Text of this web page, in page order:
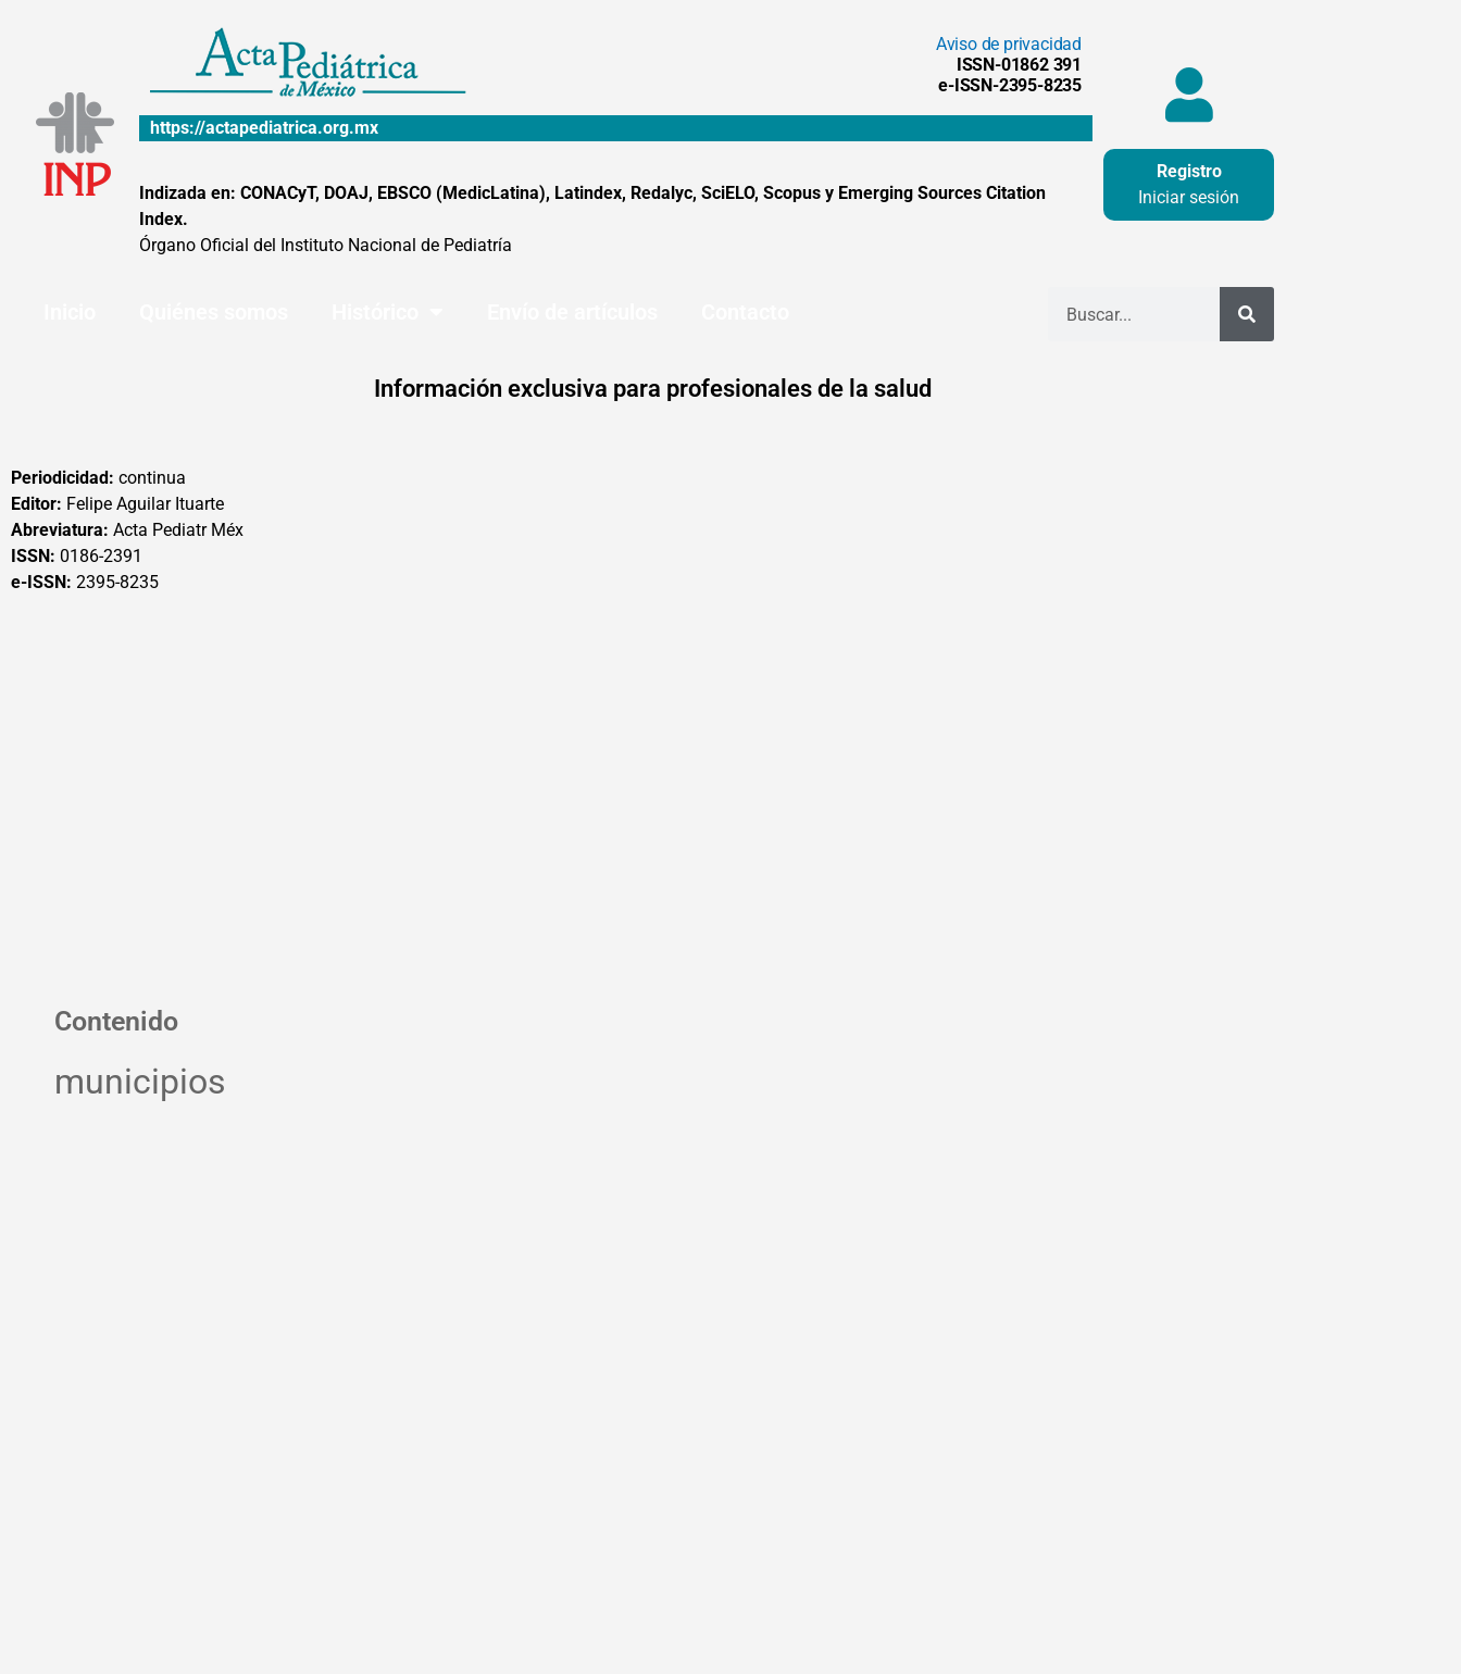
Aviso de privacidad
ISSN-01862 391
e-ISSN-2395-8235
https://actapediatrica.org.mx
Indizada en: CONACyT, DOAJ, EBSCO (MedicLatina), Latindex, Redalyc, SciELO, Scopus y Emerging Sources Citation
Index.
Órgano Oficial del Instituto Nacional de Pediatría
Registro
Iniciar sesión
Información exclusiva para profesionales de la salud
Periodicidad: continua
Editor: Felipe Aguilar Ituarte
Abreviatura: Acta Pediatr Méx
ISSN: 0186-2391
e-ISSN: 2395-8235
Contenido
municipios